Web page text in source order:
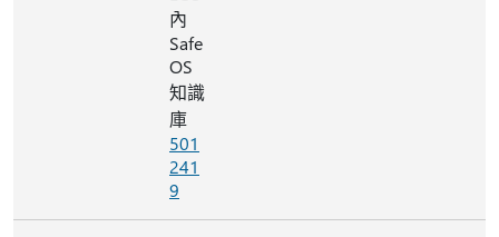
內
Safe
OS
知識
庫
501
241
9